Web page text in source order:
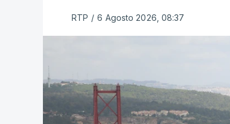
RTP / 6 Agosto 2026, 08:37